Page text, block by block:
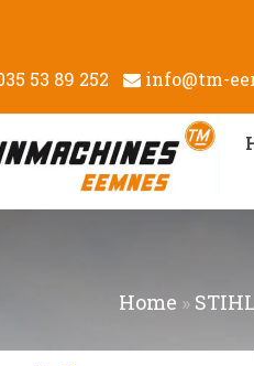
53 89 252 info@tm-
Home »